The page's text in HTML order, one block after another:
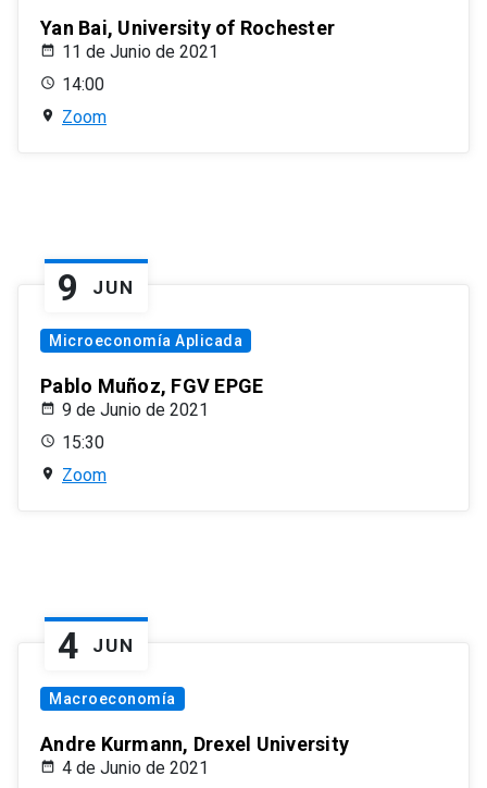
Yan Bai, University of Rochester
11 de Junio de 2021
14:00
Zoom
9 JUN
Microeconomía Aplicada
Pablo Muñoz, FGV EPGE
9 de Junio de 2021
15:30
Zoom
4 JUN
Macroeconomía
Andre Kurmann, Drexel University
4 de Junio de 2021